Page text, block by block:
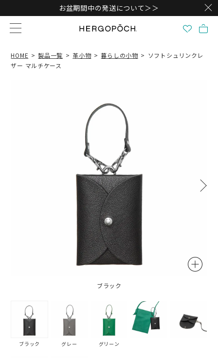
お盆期間中の発送について＞＞
HOME 製品一覧 革小物 暮らしの小物
ソフトシュリンクレ
ザー マルチケース
ブラック
ブラック グレー グリーン